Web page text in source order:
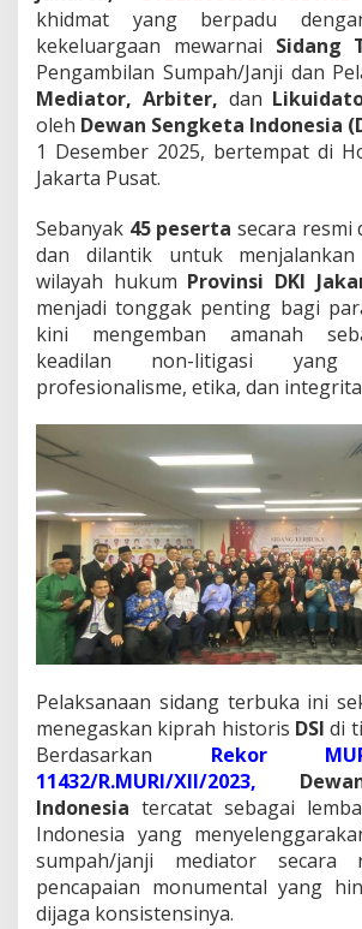
S
i
d
a
g
T
b
k
a
k
e
-
4
a
n
t
i
k
4
5
M
e
d
a
t
r
,
A
r
i
t
khidmat yang berpadu
kekeluargaan mewarnai Sidang
Pengambilan Sumpah/Janji dan
Mediator, Arbiter, dan
oleh Dewan Sengketa Indonesia
1 Desember 2025, bertempat di
Jakarta Pusat.
Sebanyak 45 peserta secara resmi
dan dilantik untuk
wilayah hukum Provinsi DKI
menjadi tonggak penting bagi
kini mengemban amanah
keadilan non-litigasi yang
profesionalisme, etika, dan
Pelaksanaan sidang terbuka ini
menegaskan kiprah historis DSI di
Berdasarkan Rekor
11432/R.MURI/XII/2023,
Indonesia tercatat sebagai
Indonesia yang
sumpah/janji mediator secara
pencapaian monumental yang
dijaga konsistensinya.